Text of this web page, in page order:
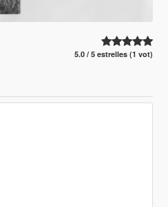
5.0 / 5 estrelles (1 vot)